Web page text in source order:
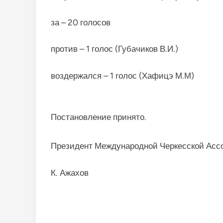
за – 20 голосов
против – 1 голос (Губачиков В.И.)
воздержался – 1 голос (Хафицэ М.М)
Постановление принято.
Президент Международной Черкесской
К. Ажахов